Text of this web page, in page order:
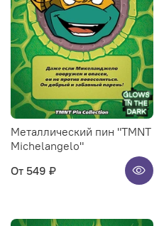
Металлический пин "TMNT
Michelangelo"
От 549 ₽